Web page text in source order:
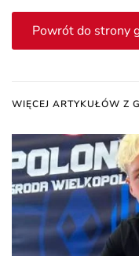
Powrót do strony
WIĘCEJ ARTYKUŁÓW Z